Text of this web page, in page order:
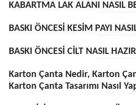
KABARTMA LAK ALANI NASIL
BASKI ÖNCESİ KESİM PAYI
BASKI ÖNCESİ CİLT NASIL
Karton Çanta Nedir, Karton
Karton Çanta Tasarımı Nasıl